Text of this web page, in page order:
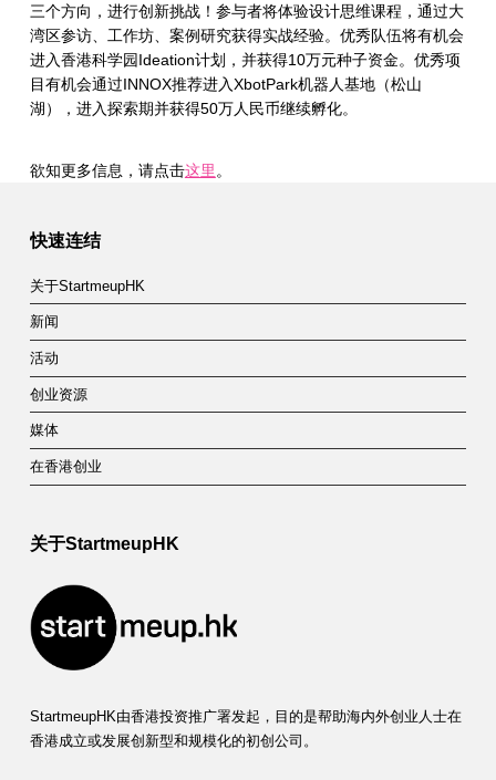
三个方向，进行创新挑战！参与者将体验设计思维课程，通过大
湾区参访、工作坊、案例研究获得实战经验。优秀队伍将有机会
进入香港科学园Ideation计划，并获得10万元种子资金。优秀项
目有机会通过INNOX推荐进入XbotPark机器人基地（松山
湖），进入探索期并获得50万人民币继续孵化。
欲知更多信息，请点击这里 。
快速连结
关于StartmeupHK
新闻
活动
创业资源
媒体
在香港创业
关于StartmeupHK
StartmeupHK由香港投资推广署发起，目的是帮助海内外创业人士在
香港成立或发展创新型和规模化的初创公司。